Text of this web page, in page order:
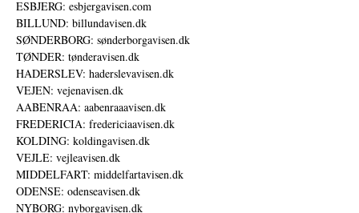
ESBJERG: esbjergavisen.com
BILLUND: billundavisen.dk
SØNDERBORG: sønderborgavisen.dk
TØNDER: tønderavisen.dk
HADERSLEV: haderslevavisen.dk
VEJEN: vejenavisen.dk
AABENRAA: aabenraaavisen.dk
FREDERICIA: fredericiaavisen.dk
KOLDING: koldingavisen.dk
VEJLE: vejleavisen.dk
MIDDELFART: middelfartavisen.dk
ODENSE: odenseavisen.dk
NYBORG: nyborgavisen.dk